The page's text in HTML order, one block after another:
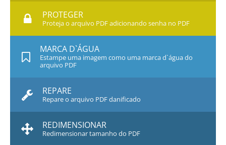
PROTEGER
Proteja o arquivo PDF adicionando senha no PDF
MARCA D`ÁGUA
Estampe uma imagem como uma marca d`água do
arquivo PDF
REPARE
Repare o arquivo PDF danificado
REDIMENSIONAR
Redimensionar tamanho do PDF